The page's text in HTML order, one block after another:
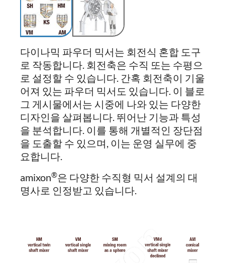
다이나믹 파우더 믹서는 회전식 혼합 도구
로 작동합니다. 회전축은 수직 또는 수평으
로 설정할 수 있습니다. 간혹 회전축이 기울
어져 있는 파우더 믹서도 있습니다. 이 블로
그 게시물에서는 시중에 나와 있는 다양한
디자인을 살펴봅니다. 뛰어난 기능과 특성
을 분석합니다. 이를 통해 개별적인 장단점
을 도출할 수 있으며, 이는 운영 실무에 중
요합니다.
amixon®은 다양한 수직형 믹서 설계의 대
명사로 인정받고 있습니다.